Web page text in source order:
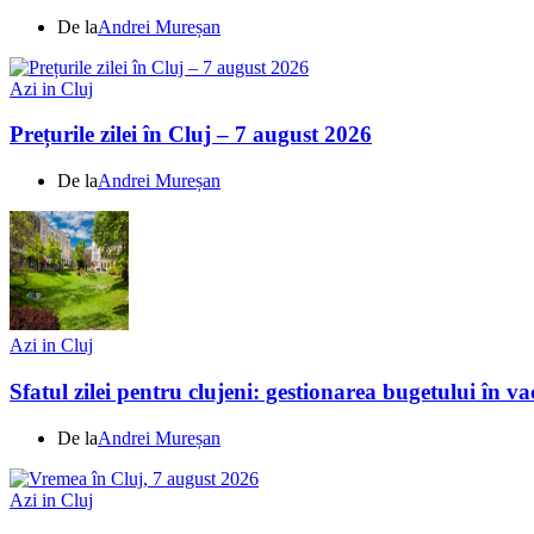
De laAndrei Mureșan
Azi in Cluj
Prețurile zilei în Cluj – 7 august 2026
De laAndrei Mureșan
Azi in Cluj
Sfatul zilei pentru clujeni: gestionarea bugetului în
De laAndrei Mureșan
Azi in Cluj